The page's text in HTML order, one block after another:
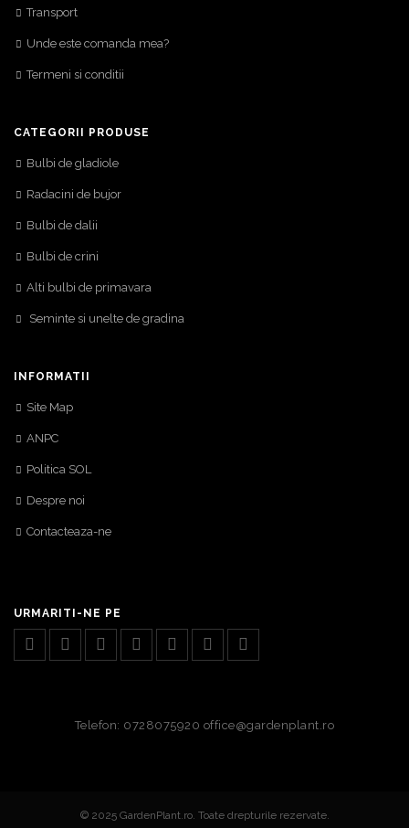
Transport
Unde este comanda mea?
Termeni si conditii
CATEGORII PRODUSE
Bulbi de gladiole
Radacini de bujor
Bulbi de dalii
Bulbi de crini
Alti bulbi de primavara
Seminte si unelte de gradina
INFORMATII
Site Map
ANPC
Politica SOL
Despre noi
Contacteaza-ne
URMARITI-NE PE
Telefon: 0728075920 office@gardenplant.ro
© 2025 GardenPlant.ro. Toate drepturile rezervate.